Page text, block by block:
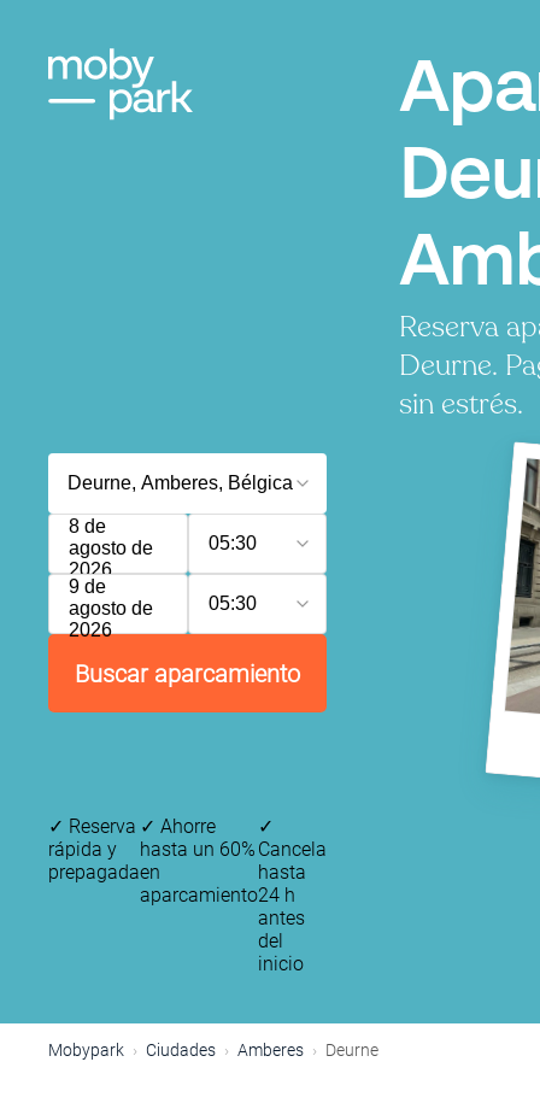
Reserva
Deurne.
sin estrés.
8 de
agosto de
2026
05:30
9 de
agosto de
2026
05:30
Buscar aparcamiento
✓ Reserva
rápida y
prepagada
✓ Ahorre
hasta un 60%
en
aparcamiento
✓
Cancela
hasta
24 h
antes
del
inicio
Mobypark Ciudades Amberes Deurne